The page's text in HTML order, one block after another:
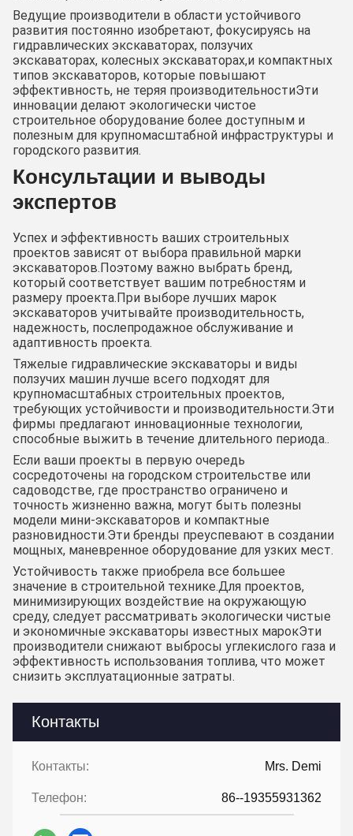
Контакты
Контакты: Mrs. Demi
Телефон: 86--19355931362
Ведущие производители в области устойчивого
развития постоянно изобретают, фокусируясь на
гидравлических экскаваторах, ползучих
экскаваторах, колесных экскаваторах,и компактных
типов экскаваторов, которые повышают
эффективность, не теряя производительностиЭти
инновации делают экологически чистое
строительное оборудование более доступным и
полезным для крупномасштабной инфраструктуры и
городского развития.
Консультации и выводы
экспертов
Успех и эффективность ваших строительных
проектов зависят от выбора правильной марки
экскаваторов.Поэтому важно выбрать бренд,
который соответствует вашим потребностям и
размеру проекта.При выборе лучших марок
экскаваторов учитывайте производительность,
надежность, послепродажное обслуживание и
адаптивность проекта.
Тяжелые гидравлические экскаваторы и виды
ползучих машин лучше всего подходят для
крупномасштабных строительных проектов,
требующих устойчивости и производительности.Эти
фирмы предлагают инновационные технологии,
способные выжить в течение длительного периода..
Если ваши проекты в первую очередь
сосредоточены на городском строительстве или
садоводстве, где пространство ограничено и
точность жизненно важна, могут быть полезны
модели мини-экскаваторов и компактные
разновидности.Эти бренды преуспевают в создании
мощных, маневренное оборудование для узких мест.
Устойчивость также приобрела все большее
значение в строительной технике.Для проектов,
минимизирующих воздействие на окружающую
среду, следует рассматривать экологически чистые
и экономичные экскаваторы известных марокЭти
производители снижают выбросы углекислого газа и
эффективность использования топлива, что может
снизить эксплуатационные затраты.